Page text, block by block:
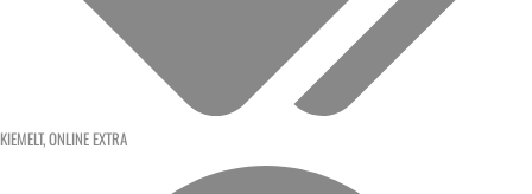
KIEMELT,ONLINE EXTRA